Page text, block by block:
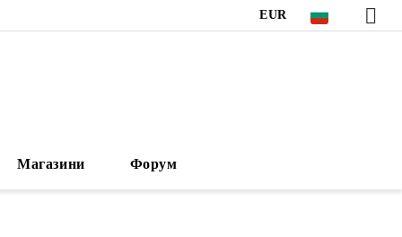
EUR
Магазини Форум